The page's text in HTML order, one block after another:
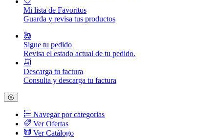
Mi lista de Favoritos
Guarda y revisa tus productos
Sigue tu pedido
Revisa el estado actual de tu pedido.
Descarga tu factura
Consulta y descarga tu factura
Navegar por categorias
Ver Ofertas
Ver Catálogo